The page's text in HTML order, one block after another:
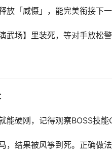
放「威慑」，能完美衔接下
武场】里装死，等对手放松
能硬刚，记得观察BOSS技
，结果被风筝到死。正确做